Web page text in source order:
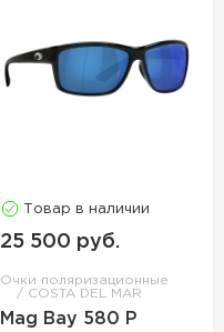
Товар в наличии
25 500 руб.
Очки поляризационные
COSTA DEL MAR
Mag Bay 580 P